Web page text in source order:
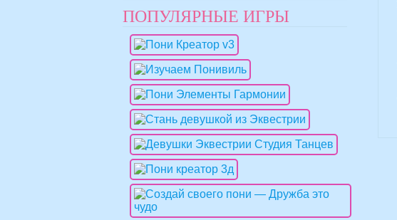
ПОПУЛЯРНЫЕ ИГРЫ